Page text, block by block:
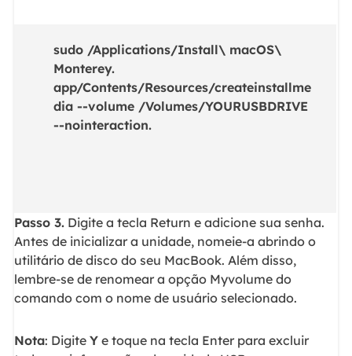
sudo /Applications/Install\ macOS\
Monterey.
app/Contents/Resources/createinstallme
dia --volume /Volumes/YOURUSBDRIVE
--nointeraction.
Passo 3.Digite a tecla Return e adicione sua senha.
Antes de inicializar a unidade, nomeie-a abrindo o
utilitário de disco do seu MacBook. Além disso,
lembre-se de renomear a opção Myvolume do
comando com o nome de usuário selecionado.
Nota: Digite Ye toque na tecla Enter para excluir